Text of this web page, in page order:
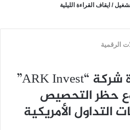
/ ايقاف القراءة الليلية
الرقمية
“كاثي وود” مديرة شركة “ARK Invest”
حظر التحصيص